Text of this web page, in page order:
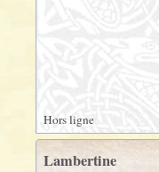
Hors ligne
Lambertine